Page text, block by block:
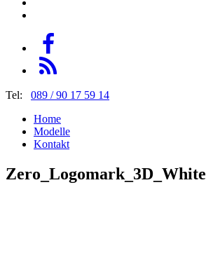
Tel: 089 / 90 17 59 14
Home
Modelle
Kontakt
Zero_Logomark_3D_White